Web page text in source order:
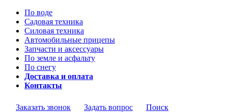
По воде
Садовая техника
Силовая техника
Автомобильные прицепы
Запчасти и аксессуары
По земле и асфальту
По снегу
Доставка и оплата
Контакты
Заказать звонок Задать вопрос Поиск